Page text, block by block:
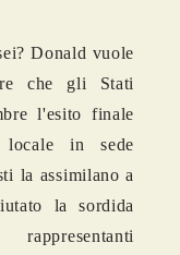
Donald vuole
che gli Stati
l'esito finale
in sede
la assimilano a
la sordida